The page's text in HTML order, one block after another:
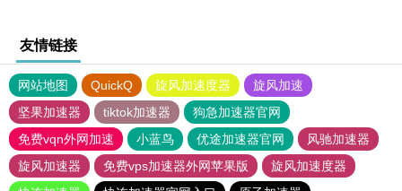
友情链接
网站地图 QuickQ 旋风加速度器
旋风加速
坚果加速器
tiktok加速器
狗急加速器官网
免费vqn外网加速
小蓝鸟 优途加速器官网
风驰加速器
旋风加速器
免费vps加速器外网苹果版
旋风加速度器